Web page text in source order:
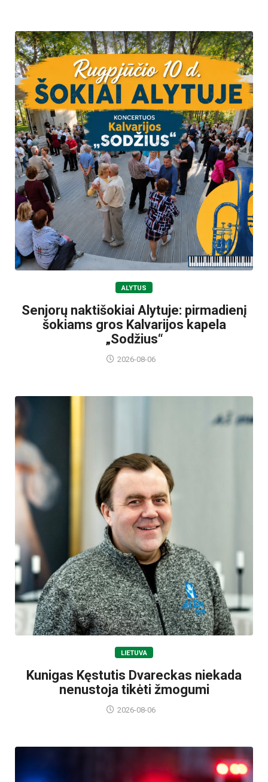
ALYTUS
Senjorų naktišokiai Alytuje: pirmadienį
šokiams gros Kalvarijos kapela
„Sodžius“
2026-08-06
LIETUVA
Kunigas Kęstutis Dvareckas niekada
nenustoja tikėti žmogumi
2026-08-06